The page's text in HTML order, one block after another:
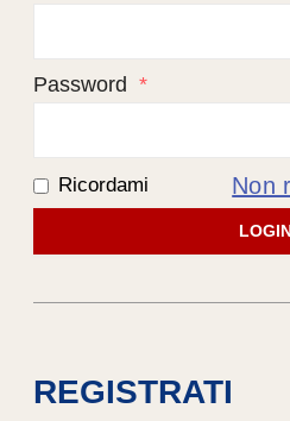
Password *
Ricordami Non
REGISTRATI